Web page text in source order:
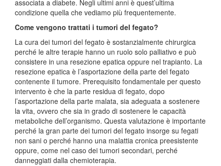
associata a diabete. Negli ultimi anni è quest’ultima
condizione quella che vediamo più frequentemente.
Come vengono trattati i tumori del fegato?
La cura dei tumori del fegato è sostanzialmente chirurgica
perché le altre terapie hanno un ruolo solo palliativo e può
consistere in una resezione epatica oppure nel trapianto. La
resezione epatica è l’asportazione della parte del fegato
contenente il tumore. Prerequisito fondamentale per questo
intervento è che la parte residua di fegato, dopo
l’asportazione della parte malata, sia adeguata a sostenere
la vita, ovvero che sia in grado di sostenere le capacità
metaboliche dell’organismo. Questa valutazione è importante
perché la gran parte dei tumori del fegato insorge su fegati
non sani o perché hanno una malattia cronica preesistente
oppure, come nel caso dei tumori secondari, perché
danneggiati dalla chemioterapia.